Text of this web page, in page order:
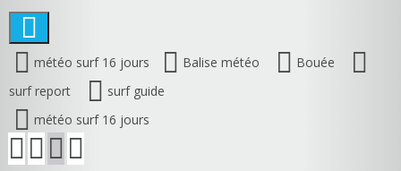
météo surf 16 jours Balise météo
Bouée
surf report
surf guide
météo surf 16 jours